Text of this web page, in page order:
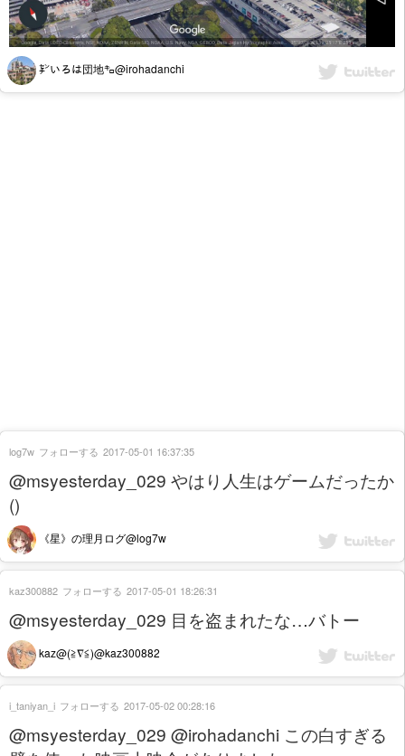
㌢いろは団地㌔@irohadanchi
@msyesterday_029 やはり人生はゲームだったか
()
《星》の理月ログ@log7w
log7w フォローする 2017-05-01 16:37:35
@msyesterday_029 目を盗まれたな…バトー
kaz@(≧∇≦)@kaz300882
kaz300882 フォローする 2017-05-01 18:26:31
@msyesterday_029 @irohadanchi この白すぎる
i_taniyan_i フォローする 2017-05-02 00:28:16